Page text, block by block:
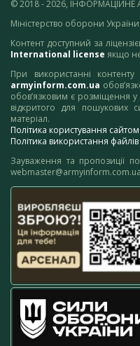
© 2018 - 2026, ІНФОРМАЦІЙНЕ
Міністерство оборони України
Контент доступний за
International license якщо
При використанні
armyinform.com.ua
обов’язковим є розміщення
відкритого для пошукових
матеріал.
Політика користування
Політика використання
Зауваження та пропозиції
webmaster@armyinform.com.ua